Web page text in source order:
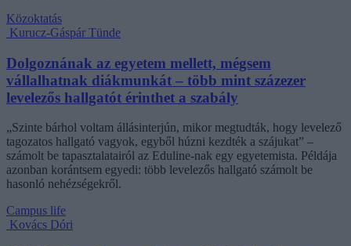
Közoktatás
Kurucz-Gáspár Tünde
Dolgoznának az egyetem mellett, mégsem
vállalhatnak diákmunkát – több mint százezer
levelezős hallgatót érinthet a szabály
„Szinte bárhol voltam állásinterjún, mikor megtudták, hogy levelező
tagozatos hallgató vagyok, egyből húzni kezdték a szájukat” –
számolt be tapasztalatairól az Eduline-nak egy egyetemista. Példája
azonban korántsem egyedi: több levelezős hallgató számolt be
hasonló nehézségekről.
Campus life
Kovács Dóri